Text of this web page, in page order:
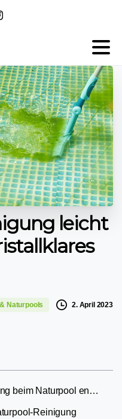
leicht
Naturpools 2. April 2023
Warum die richtige Reinigung beim Naturpool entscheidend ist
Reinigung